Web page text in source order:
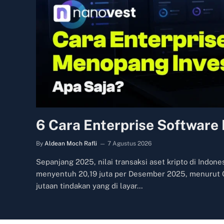
6 Cara Enterprise
By Aldean Moch Rafli 7 Agustus 2026
Sepanjang 2025, nilai transaksi aset kripto di
menyentuh 20,19 juta per Desember 2025,
jutaan tindakan yang di layar…